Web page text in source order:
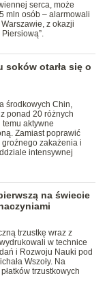
serca, może
mln osób – alarmowali
z okazji
soków otarła się o
środkowych Chin,
ponad 20 różnych
temu aktywne
Zamiast poprawić
zakażenia i
intensywnej
na świecie
trzustkę wraz z
w technice
i Rozwoju Nauki pod
Wszoły. Na
trzustkowych